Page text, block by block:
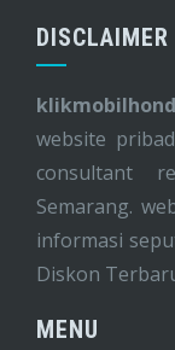
DISCLAIMER
website
consultant
Semarang.
informasi
Diskon
MENU